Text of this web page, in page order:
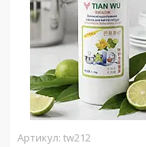
tw212